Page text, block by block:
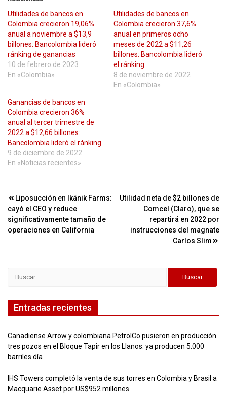
Utilidades de bancos en
Colombia crecieron 19,06%
anual a noviembre a $13,9
billones: Bancolombia lideró
ránking de ganancias
10 de febrero de 2023
En «Colombia»
Utilidades de bancos en
Colombia crecieron 37,6%
anual en primeros ocho
meses de 2022 a $11,26
billones: Bancolombia lideró
el ránking
8 de noviembre de 2022
En «Colombia»
Ganancias de bancos en
Colombia crecieron 36%
anual al tercer trimestre de
2022 a $12,66 billones:
Bancolombia lideró el ránking
9 de diciembre de 2022
En «Noticias recientes»
Navegación
de
entradas
Liposucción en Ikänik Farms:
cayó el CEO y reduce
significativamente tamaño de
operaciones en California
Utilidad neta de $2 billones de
Comcel (Claro), que se
repartirá en 2022 por
instrucciones del magnate
Carlos Slim
Entradas recientes
Canadiense Arrow y colombiana PetrolCo pusieron en producción
tres pozos en el Bloque Tapir en los Llanos: ya producen 5.000
barriles día
IHS Towers completó la venta de sus torres en Colombia y Brasil a
Macquarie Asset por US$952 millones